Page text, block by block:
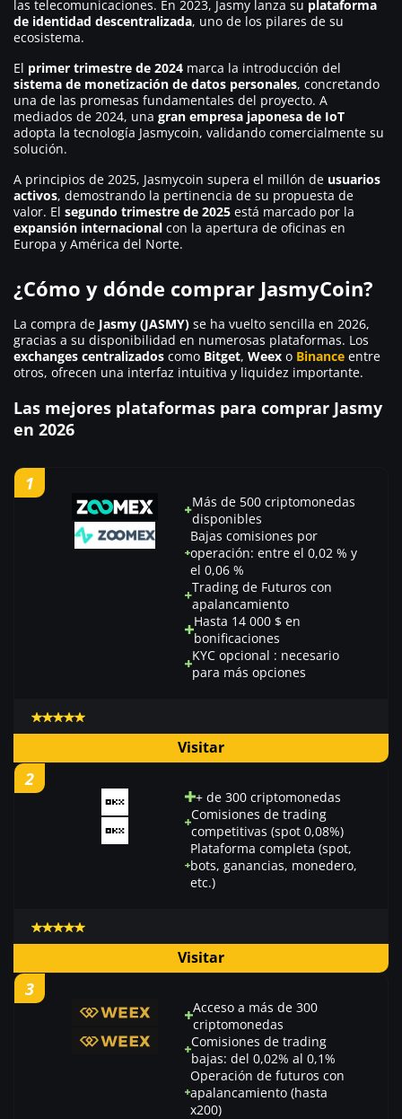
las telecomunicaciones. En 2023, Jasmy lanza su plataforma
de identidad descentralizada, uno de los pilares de su
ecosistema.
El primer trimestre de 2024 marca la introducción del
sistema de monetización de datos personales, concretando
una de las promesas fundamentales del proyecto. A
mediados de 2024, una gran empresa japonesa de IoT
adopta la tecnología Jasmycoin, validando comercialmente su
solución.
A principios de 2025, Jasmycoin supera el millón de usuarios
activos, demostrando la pertinencia de su propuesta de
valor. El segundo trimestre de 2025 está marcado por la
expansión internacional con la apertura de oficinas en
Europa y América del Norte.
¿Cómo y dónde comprar JasmyCoin?
La compra de Jasmy (JASMY) se ha vuelto sencilla en 2026,
gracias a su disponibilidad en numerosas plataformas. Los
exchanges centralizados como Bitget, Weex o Binance entre
otros, ofrecen una interfaz intuitiva y liquidez importante.
Las mejores plataformas para comprar Jasmy
en 2026
1
Más de 500 criptomonedas
disponibles
Bajas comisiones por
operación: entre el 0,02 % y
el 0,06 %
Trading de Futuros con
apalancamiento
Hasta 14 000 $ en
bonificaciones
KYC opcional : necesario
para más opciones
Visitar
2
+ de 300 criptomonedas
Comisiones de trading
competitivas (spot 0,08%)
Plataforma completa (spot,
bots, ganancias, monedero,
etc.)
Visitar
3
Acceso a más de 300
criptomonedas
Comisiones de trading
bajas: del 0,02% al 0,1%
Operación de futuros con
apalancamiento (hasta
x200)